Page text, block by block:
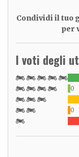
Condividi il tuo
per
I voti degli
0
0